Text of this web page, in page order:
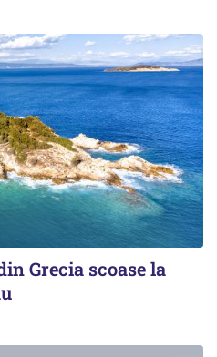
Grecia scoase la